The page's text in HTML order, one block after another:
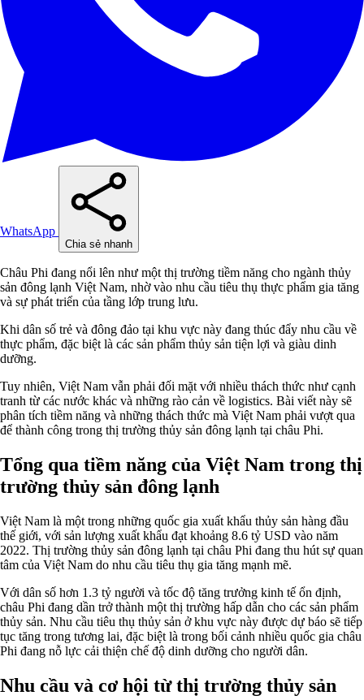
WhatsApp
Chia sẻ nhanh
Châu Phi đang nổi lên như một thị trường tiềm năng cho ngành thủy
sản đông lạnh Việt Nam, nhờ vào nhu cầu tiêu thụ thực phẩm gia tăng
và sự phát triển của tầng lớp trung lưu.
Khi dân số trẻ và đông đảo tại khu vực này đang thúc đẩy nhu cầu về
thực phẩm, đặc biệt là các sản phẩm thủy sản tiện lợi và giàu dinh
dưỡng.
Tuy nhiên, Việt Nam vẫn phải đối mặt với nhiều thách thức như cạnh
tranh từ các nước khác và những rào cản về logistics. Bài viết này sẽ
phân tích tiềm năng và những thách thức mà Việt Nam phải vượt qua
để thành công trong thị trường thủy sản đông lạnh tại châu Phi.
Tổng qua tiềm năng của Việt Nam trong thị
trường thủy sản đông lạnh
Việt Nam là một trong những quốc gia xuất khẩu thủy sản hàng đầu
thế giới, với sản lượng xuất khẩu đạt khoảng 8.6 tỷ USD vào năm
2022. Thị trường thủy sản đông lạnh tại châu Phi đang thu hút sự quan
tâm của Việt Nam do nhu cầu tiêu thụ gia tăng mạnh mẽ.
Với dân số hơn 1.3 tỷ người và tốc độ tăng trưởng kinh tế ổn định,
châu Phi đang dần trở thành một thị trường hấp dẫn cho các sản phẩm
thủy sản. Nhu cầu tiêu thụ thủy sản ở khu vực này được dự báo sẽ tiếp
tục tăng trong tương lai, đặc biệt là trong bối cảnh nhiều quốc gia châu
Phi đang nỗ lực cải thiện chế độ dinh dưỡng cho người dân.
Nhu cầu và cơ hội từ thị trường thủy sản